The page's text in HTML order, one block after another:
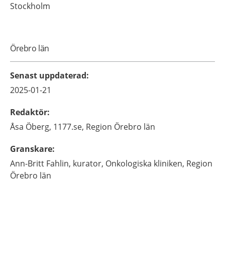
Stockholm
Örebro län
Senast uppdaterad:
2025-01-21
Redaktör:
Åsa Öberg, 1177.se, Region Örebro län
Granskare:
Ann-Britt Fahlin, kurator, Onkologiska kliniken, Region
Örebro län